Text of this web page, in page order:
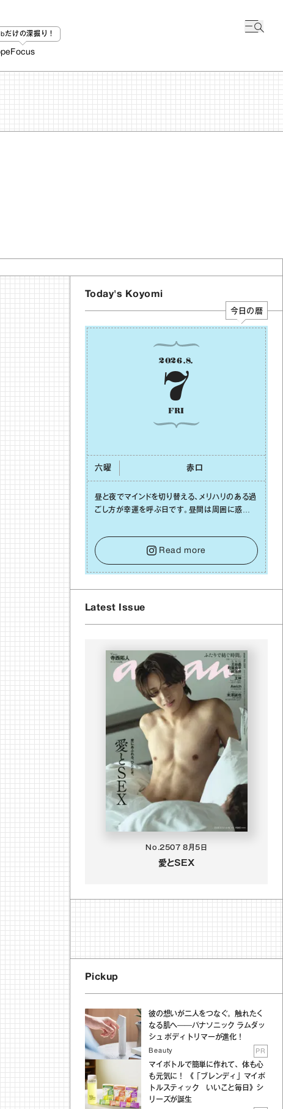
だけの深掘り！
Focus
Today's Koyomi
今日の暦
2026.8.
7
FRI
六曜 ⾚⼝
昼と夜でマインドを切り替える、メリハリのある過
ごし⽅が幸運を呼ぶ⽇です。昼間は周囲に惑わさ
をキープして。そして夜は、疲れや寂しさから⽢
い⾔葉に流されないよう、⼼にしっかりブレーキ
をかけること。この意識の切り替えが、あなたに
確かな安⼼感をもたらすはずです。
Read more
Latest Issue
No.2507 8月5日
愛とSEX
Pickup
彼の想いが二人をつなぐ。触れたく
なる肌へ──パナソニック ラムダッ
シュ ボディトリマーが進化！
Beauty PR
マイボトルで簡単に作れて、体も心
も元気に！ 《「ブレンディ」マイボ
トルスティック いいこと毎日》シ
リーズが誕生